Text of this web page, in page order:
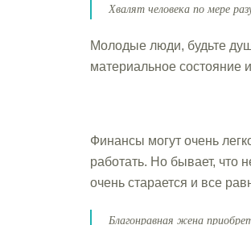
Хвалят человека по мере
Молодые люди, будьте
материальное состояние и
Финансы могут очень
работать. Но бывает, что
очень старается и все
Благонравная жена